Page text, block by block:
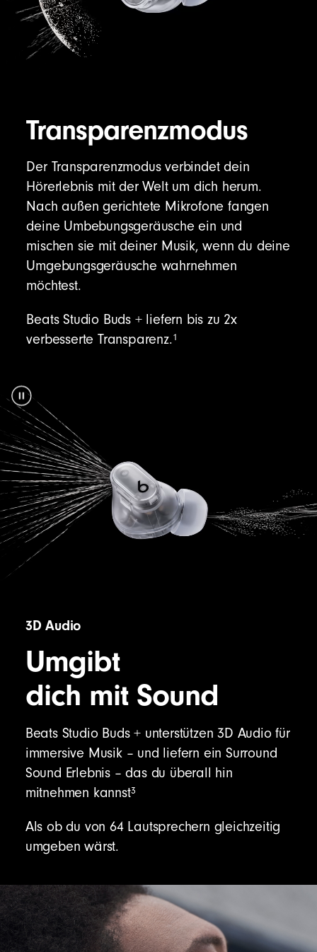
Transparenzmodus
Der Transparenzmodus verbindet dein
Hörerlebnis mit der Welt um dich herum.
Nach außen gerichtete Mikrofone fangen
deine Umbebungsgeräusche ein und
mischen sie mit deiner Musik, wenn du deine
Umgebungsgeräusche wahrnehmen
möchtest.
Beats Studio Buds + liefern bis zu 2x
verbesserte Transparenz.1
3D Audio
Umgibt
dich mit Sound
Beats Studio Buds + unterstützen 3D Audio für
immersive Musik – und liefern ein Surround
Sound Erlebnis – das du überall hin
mitnehmen kannst3
Als ob du von 64 Lautsprechern gleichzeitig
umgeben wärst.